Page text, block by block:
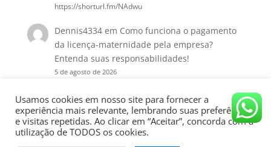
https://shorturl.fm/NAdwu
Dennis4334 em Como funciona o pagamento
da licença-maternidade pela empresa?
Entenda suas responsabilidades!
5 de agosto de 2026
Usamos cookies em nosso site para fornecer a
experiência mais relevante, lembrando suas preferências
e visitas repetidas. Ao clicar em “Aceitar”, concorda com a
utilização de TODOS os cookies.